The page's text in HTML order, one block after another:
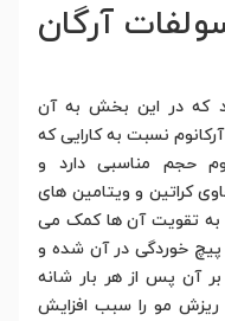
آرگان
که در این بخش به آن
نسبت به کارایی که
حجم مناسبی دارد و
کراتین و ویتامین های
به تقویت آن ها کمک می
خوردگی در آن شده و
آن پس از هر بار شانه
مو را سبب افزایش